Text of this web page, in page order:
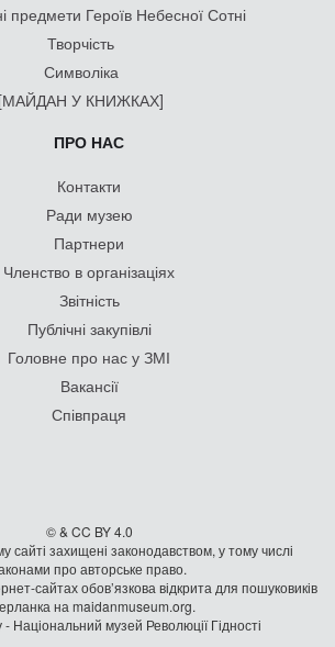
предмети Героїв Небесної Сотні
Творчість
Символіка
[МАЙДАН У КНИЖКАХ]
ПРО НАС
Контакти
Ради музею
Партнери
Членство в організаціях
Звітність
Публічні закупівлі
Головне про нас у ЗМІ
Вакансії
Співпраця
© & CC BY 4.0
сайті захищені законодавством, у тому числі
про авторське право.
сайтах обов’язкова відкрита для пошуковиків
на maidanmuseum.org.
Національний музей Революції Гідності